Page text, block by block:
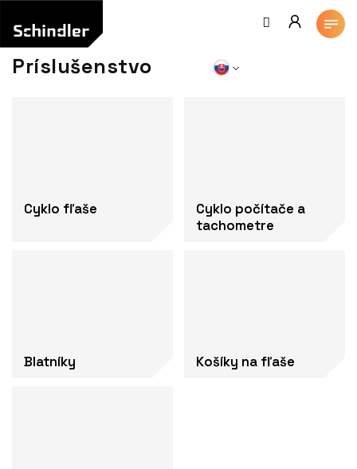
obsah
Príslušenstvo
Cyklo fľaše
Cyklo počítače a
tachometre
Blatníky Košíky na fľaše